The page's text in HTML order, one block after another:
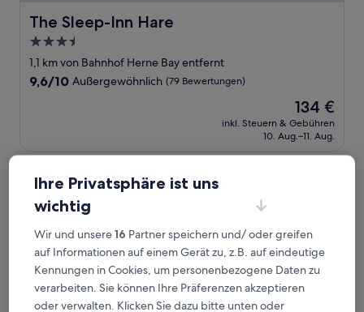
The Sleep-Inn Hare
The Sleep-Inn Hare
3.5-
Sterne-
Unterkunft
1,1 km von Bahnhof Herne Bay entfernt
9.6
Bewertungen)
9,6/10 Außergewöhnlich (79 Bewertungen)
Der
Preis
beträgt
134 €
inkl. Steuern & Gebühren
10. Aug.–11. Aug.
Ihre Privatsphäre ist uns
wichtig
Wir und unsere16 Partner speichern und/ oder greifen
auf Informationen auf einem Gerät zu, z.B. auf eindeutige
Kennungen in Cookies, um personenbezogene Daten zu
verarbeiten. Sie können Ihre Präferenzen akzeptieren
oder verwalten. Klicken Sie dazu bitte unten oder